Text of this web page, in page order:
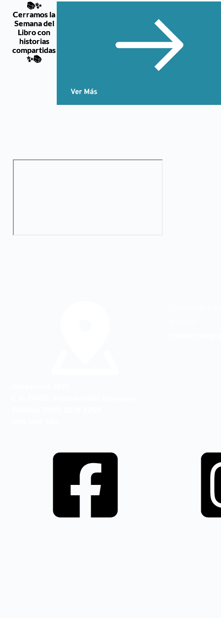
📚✨
Cerramos la
Semana del
Libro con
historias
compartidas
✨📚
Ver Más